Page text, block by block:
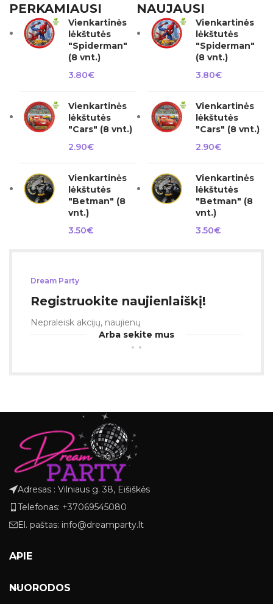
PERKAMIAUSI
Vienkartinės
lėkštutės
"Spiderman"
(8 vnt.)
3.80€
Vienkartinės
lėkštutės
"Cars" (8 vnt.)
2.90€
Vienkartinės
lėkštutės
"Betman" (8
vnt.)
3.50€
NAUJAUSI
Vienkartinės
lėkštutės
"Spiderman"
(8 vnt.)
3.80€
Vienkartinės
lėkštutės
"Cars" (8 vnt.)
2.90€
Vienkartinės
lėkštutės
"Betman" (8
vnt.)
3.50€
Dream Party
Registruokite naujienlaiškį!
Nepraleisk akcijų, naujienų
Arba sekite mus
Adresas : Vilniaus g. 38, Eišiškės
Telefonas: +37069545080
El. paštas: info@dreamparty.lt
APIE
NUORODOS